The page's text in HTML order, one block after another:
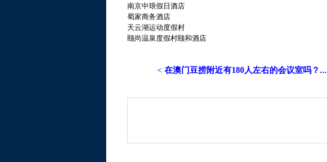
南京中琅假日酒店
蜀家商务酒店
天云湖运动度假村
颐尚温泉度假村颐和酒店
< 在澳门豆捞附近有180人左右的会议室吗？...